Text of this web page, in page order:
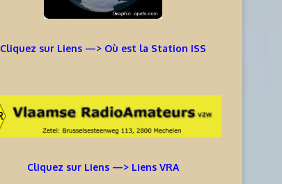
Cliquez sur Liens —> Où est la Station ISS
Cliquez sur Liens —> Liens VRA